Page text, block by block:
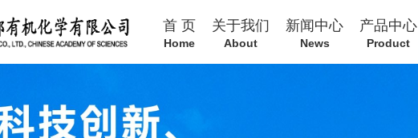
首 页
Home
关于我们
About
新闻中心
News
产品中心
Product